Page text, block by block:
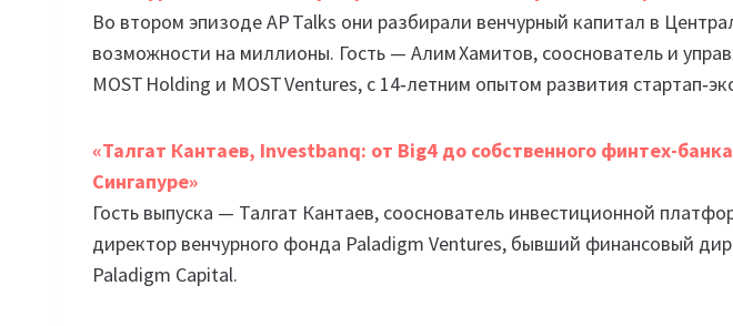
Во втором эпизоде AP Talks они разбирали венчурный капитал в
возможности на миллионы. Гость — Алим Хамитов, сооснователь и
MOST Holding и MOST Ventures, с 14‑летним опытом развития
«Талгат Кантаев, Investbanq: от Віg4 до собственного финтех-
Сингапуре»
Гость выпуска — Талгат Кантаев, сооснователь инвестиционной
директор венчурного фонда Paladigm Ventures, бывший финансовый
Paladigm Capital.